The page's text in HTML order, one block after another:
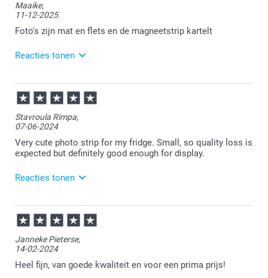
Maaike,
11-12-2025
Foto's zijn mat en flets en de magneetstrip kartelt
Reacties tonen
16-12-2025
13:14
Dat is vervelend te lezen.
Als je niet tevreden bent mag je ons hierover een
mail sturen.
Wij kijken graag met je mee.
Stavroula Rimpa,
07-06-2024
Very cute photo strip for my fridge. Small, so quality loss is
expected but definitely good enough for display.
Reacties tonen
10-06-2024
14:41
Bedankt voor je bericht.
Heel veel plezier ervan!
Janneke Pieterse,
14-02-2024
Heel fijn, van goede kwaliteit en voor een prima prijs!